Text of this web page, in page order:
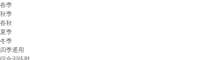
春季
秋季
春秋
夏季
冬季
四季通用